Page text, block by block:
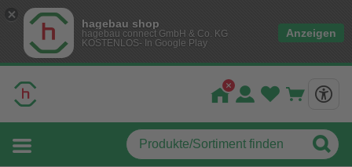
hagebau shop
hagebau connect GmbH & Co. KG
KOSTENLOS- In Google Play
Anzeigen